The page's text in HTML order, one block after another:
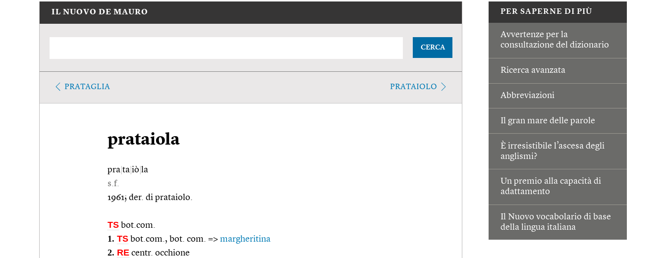
PER SAPERNE DI PIÙ
Avvertenze per la
consultazione del dizionario
Ricerca avanzata
Abbreviazioni
Il gran mare delle parole
È irresistibile l’ascesa degli
anglismi?
Un premio alla capacità di
adattamento
Il Nuovo vocabolario di base
della lingua italiana
IL NUOVO DE MAURO
CERCA
PRATAGLIA PRATAIOLO
prataiola
pra ta iò la
s.f.
1961; der. di prataiolo.
TS bot.com.
1. TS bot.com., bot. com. => margheritina
2. RE centr. occhione